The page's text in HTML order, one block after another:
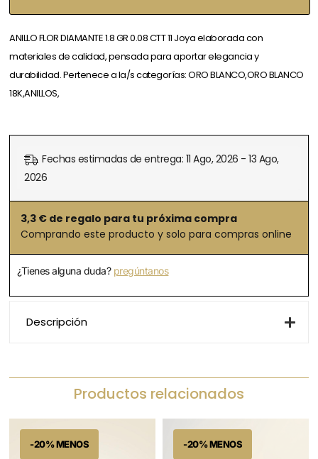
ANILLO FLOR DIAMANTE 1.8 GR 0.08 CTT 11 Joya elaborada con
materiales de calidad, pensada para aportar elegancia y
durabilidad. Pertenece a la/s categorías: ORO BLANCO,ORO BLANCO
18K,ANILLOS,
Fechas estimadas de entrega: 11 Ago, 2026 - 13 Ago,
2026
3,3 € de regalo para tu próxima compra
Comprando este producto y solo para compras online
¿Tienes alguna duda? pregúntanos
Descripción
Productos relacionados